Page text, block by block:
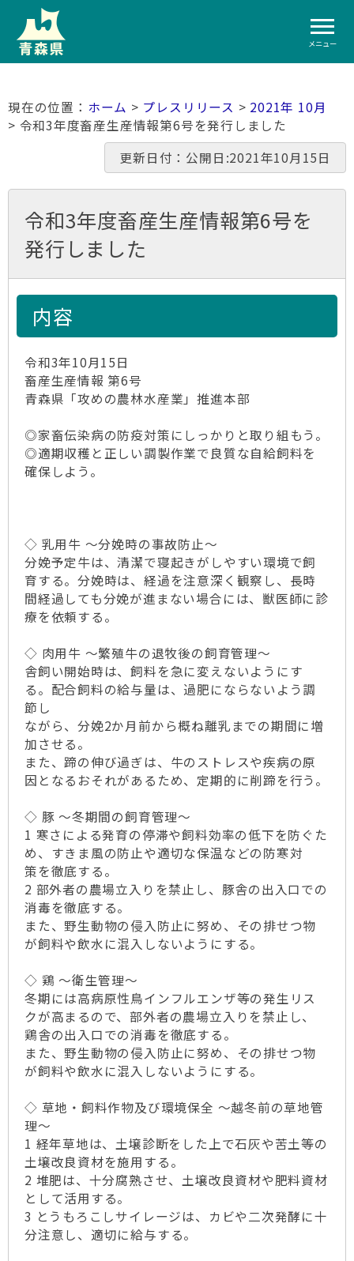
メニュー
ホーム > プレスリリース > 2021年 10月
> 令和3年度畜産生産情報第6号を発行しました
更新日付：公開日:2021年10月15日
令和3年度畜産生産情報第6号を
発行しました
内容
令和3年10月15日
畜産生産情報 第6号
青森県「攻めの農林水産業」推進本部
◎家畜伝染病の防疫対策にしっかりと取り組もう。
◎適期収穫と正しい調製作業で良質な自給飼料を
確保しよう。
◇ 乳用牛 ～分娩時の事故防止～
分娩予定牛は、清潔で寝起きがしやすい環境で飼
育する。分娩時は、経過を注意深く観察し、長時
間経過しても分娩が進まない場合には、獣医師に診
療を依頼する。
◇ 肉用牛 ～繁殖牛の退牧後の飼育管理～
舎飼い開始時は、飼料を急に変えないようにす
る。配合飼料の給与量は、過肥にならないよう調
節し
ながら、分娩2か月前から概ね離乳までの期間に増
加させる。
また、蹄の伸び過ぎは、牛のストレスや疾病の原
因となるおそれがあるため、定期的に削蹄を行う。
◇ 豚 ～冬期間の飼育管理～
1 寒さによる発育の停滞や飼料効率の低下を防ぐた
め、すきま風の防止や適切な保温などの防寒対
策を徹底する。
2 部外者の農場立入りを禁止し、豚舎の出入口での
消毒を徹底する。
また、野生動物の侵入防止に努め、その排せつ物
が飼料や飲水に混入しないようにする。
◇ 鶏 ～衛生管理～
冬期には高病原性鳥インフルエンザ等の発生リス
クが高まるので、部外者の農場立入りを禁止し、
鶏舎の出入口での消毒を徹底する。
また、野生動物の侵入防止に努め、その排せつ物
が飼料や飲水に混入しないようにする。
◇ 草地・飼料作物及び環境保全 ～越冬前の草地管
理～
1 経年草地は、土壌診断をした上で石灰や苦土等の
土壌改良資材を施用する。
2 堆肥は、十分腐熟させ、土壌改良資材や肥料資材
として活用する。
3 とうもろこしサイレージは、カビや二次発酵に十
分注意し、適切に給与する。